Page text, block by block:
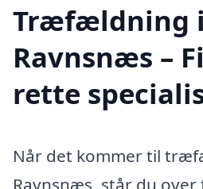
Træfældning i
Ravnsnæs –
rette
Når det kommer til
Ravnsnæs, står du